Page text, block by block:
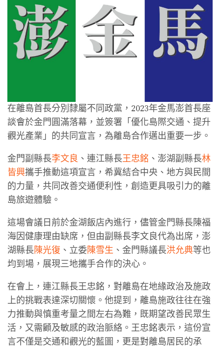
在離島首長分別隸屬不同政黨，2023年金馬澎首長座
談會於金門圓滿落幕，並簽署「優化島際交通、提升
觀光產業」的共同宣言，為離島合作邁出重要一步。
金門副縣長李文良 、連江縣長王忠銘 、澎湖副縣長林
皆興攜手推動這項宣言，希冀結合中央、地方與民間
的力量，共同改善交通便利性，創造更具吸引力的離
島旅遊體驗。
這場會議日前於金湖飯店內進行，儘管金門縣長陳福
海因健康理由缺席，但由副縣長李文良代為出席，澎
湖縣長陳光復 、立委陳雪生 、金門縣議長洪允典等也
均到場，展現三地攜手合作的決心。
在會上，連江縣長王忠銘，對離島在地緣政治及施政
上的挑戰表達深切關懷。他提到，離島施政往往在強
力推動與慎重考量之間左右為難，既期望改善民眾生
活，又需顧及敏感的政治脈絡。王忠銘表示，這份宣
言不僅是交通和觀光的藍圖，更是對離島居民的承